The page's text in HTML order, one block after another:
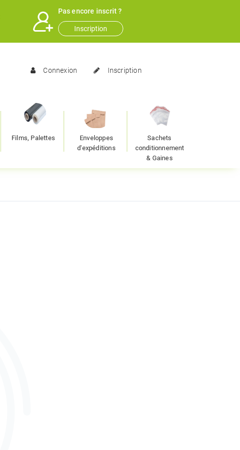
Pas encore inscrit ?
Inscription
Connexion Inscription
Films, Palettes
Enveloppes
d'expéditions
Sachets
conditionnement
& Gaines